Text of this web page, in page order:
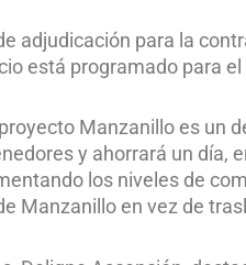
adjudicación para la
está programado para
Manzanillo es un
y ahorrará un día,
los niveles de
Manzanillo en vez de